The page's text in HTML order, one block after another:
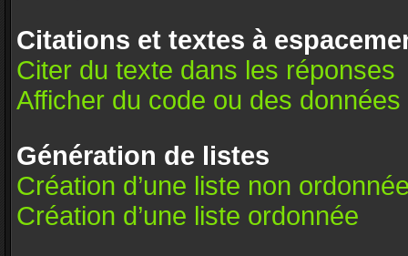
Citations et textes à
Citer du texte dans les réponses
Afficher du code ou des
Génération de listes
Création d’une liste non
Création d’une liste ordonnée